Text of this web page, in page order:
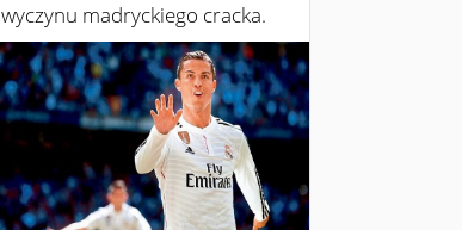
wyczynu madryckiego cracka.